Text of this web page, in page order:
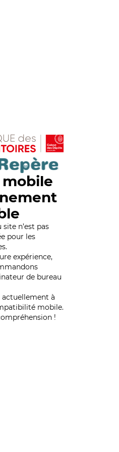
n’est pas
pour les
expérience,
de bureau
actuellement à
mobile.
!